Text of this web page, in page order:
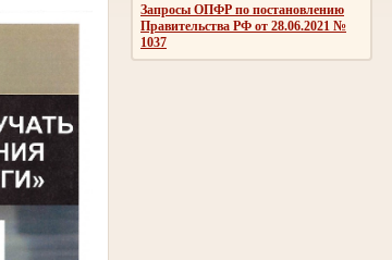
Запросы ОПФР по постановлению
Правительства РФ от 28.06.2021 №
1037